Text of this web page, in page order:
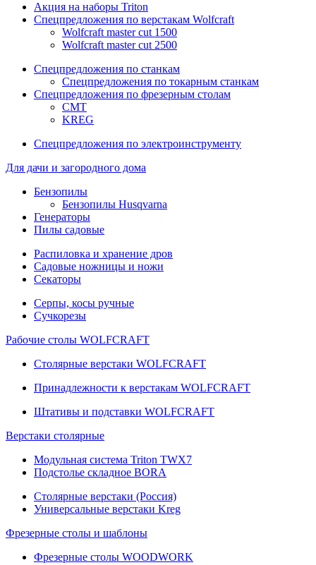
Акция на наборы Triton
Спецпредложения по верстакам Wolfcraft
Wolfcraft master cut 1500
Wolfcraft master cut 2500
Спецпредложения по станкам
Спецпредложения по токарным станкам
Спецпредложения по фрезерным столам
CMT
KREG
Спецпредложения по электроинструменту
Для дачи и загородного дома
Бензопилы
Бензопилы Husqvarna
Генераторы
Пилы садовые
Распиловка и хранение дров
Садовые ножницы и ножи
Секаторы
Серпы, косы ручные
Сучкорезы
Рабочие столы WOLFCRAFT
Столярные верстаки WOLFCRAFT
Принадлежности к верстакам WOLFCRAFT
Штативы и подставки WOLFCRAFT
Верстаки столярные
Модульная система Triton TWX7
Подстолье складное BORA
Столярные верстаки (Россия)
Универсальные верстаки Kreg
Фрезерные столы и шаблоны
Фрезерные столы WOODWORK